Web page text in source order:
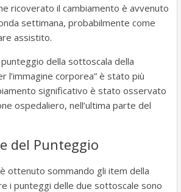
ricoverato il cambiamento è avvenuto
settimana, probabilmente come
assistito.
della sottoscala della
l’immagine corporea” è stato più
significativo è stato osservato
ospedaliero, nell’ultima parte del
del Punteggio
ottenuto sommando gli item della
i punteggi delle due sottoscale sono